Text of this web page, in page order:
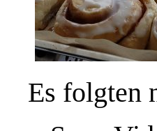
Es folgten